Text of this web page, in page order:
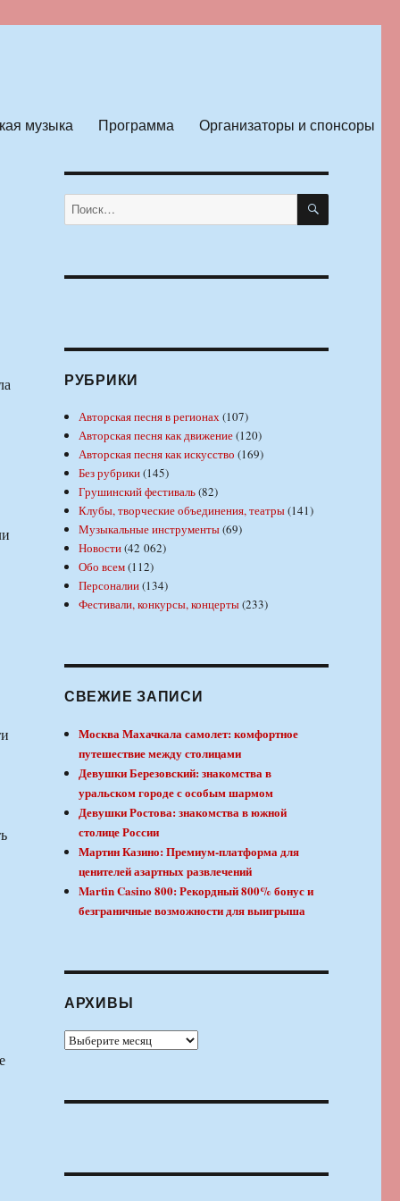
музыка Программа Организаторы и спонсоры
Искать: ПОИСК
РУБРИКИ
Авторская песня в регионах(107)
Авторская песня как движение(120)
Авторская песня как искусство (169)
Без рубрики(145)
Грушинский фестиваль(82)
Клубы, творческие объединения, театры(141)
Музыкальные инструменты(69)
Новости(42 062)
Обо всем(112)
Персоналии(134)
Фестивали, конкурсы, концерты(233)
СВЕЖИЕ ЗАПИСИ
Москва Махачкала самолет: комфортное
путешествие между столицами
Девушки Березовский: знакомства в
уральском городе с особым шармом
Девушки Ростова: знакомства в южной
столице России
Мартин Казино: Премиум-платформа для
ценителей азартных развлечений
Martin Casino 800: Рекордный 800% бонус и
безграничные возможности для выигрыша
АРХИВЫ
Архивы